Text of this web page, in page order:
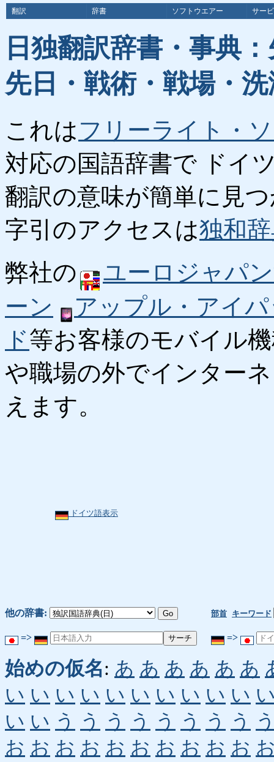
翻訳 辞書 ソフトウエアー サー
日独翻訳辞書・事典
先日・戦術・戦場・
これはフリーライト・
対応の国語辞書で ドイ
翻訳の意味が簡単に見
字引のアクセスは独和
弊社の
ユーロジャパ
ーン
アップル・アイ
ド等お客様のモバイル
や職場の外でインター
えます。
ドイツ語表示
他の辞書: 部首 キーワード
=> =>
始めの仮名: あ あ あ あ あ あ
い い い い い い い い い い
い い う う う う う う う う
お お お お お お お お お お